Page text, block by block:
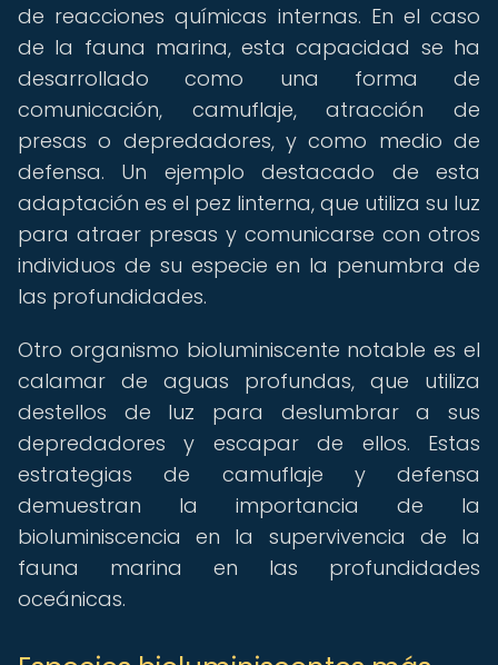
de reacciones químicas internas. En el caso
de la fauna marina, esta capacidad se ha
desarrollado como una forma de
comunicación, camuflaje, atracción de
presas o depredadores, y como medio de
defensa. Un ejemplo destacado de esta
adaptación es el pez linterna, que utiliza su luz
para atraer presas y comunicarse con otros
individuos de su especie en la penumbra de
las profundidades.
Otro organismo bioluminiscente notable es el
calamar de aguas profundas, que utiliza
destellos de luz para deslumbrar a sus
depredadores y escapar de ellos. Estas
estrategias de camuflaje y defensa
demuestran la importancia de la
bioluminiscencia en la supervivencia de la
fauna marina en las profundidades
oceánicas.